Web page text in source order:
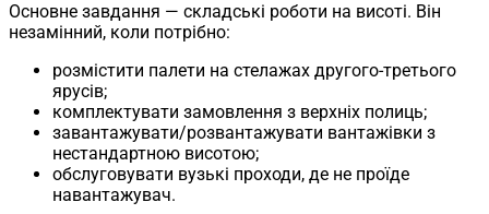
Основне завдання — складські роботи на висоті. Він
незамінний, коли потрібно:
розмістити палети на стелажах другого-третього
ярусів;
комплектувати замовлення з верхніх полиць;
завантажувати/розвантажувати вантажівки з
нестандартною висотою;
обслуговувати вузькі проходи, де не проїде
навантажувач.